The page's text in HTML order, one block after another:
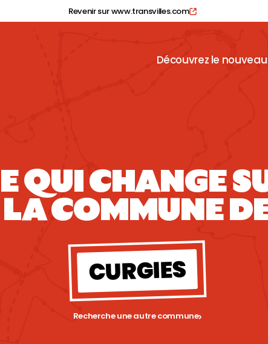
Revenir sur www.transvilles.com
Découvrez le
QUI CHANGE
LA COMMUNE
CURGIES
Recherche une autre commune